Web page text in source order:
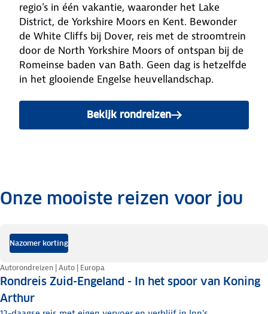
regio's in één vakantie, waaronder het Lake
District, de Yorkshire Moors en Kent. Bewonder
de White Cliffs bij Dover, reis met de stroomtrein
door de North Yorkshire Moors of ontspan bij de
Romeinse baden van Bath. Geen dag is hetzelfde
in het glooiende Engelse heuvellandschap.
Bekijk rondreizen
in Engeland
.Onze mooiste reizen voor jou
Nazomer korting
Rondreis Zuid-Engeland - In het spoor van Koning
Arthur
Autorondreizen | Auto | Europa